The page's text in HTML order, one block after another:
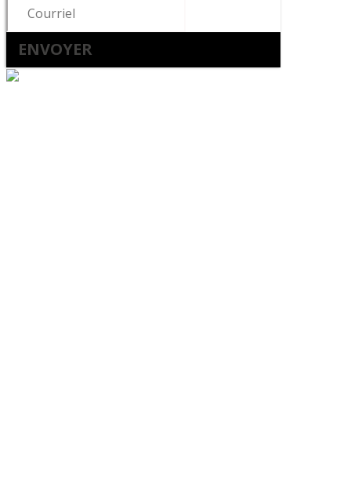
ENVOYER